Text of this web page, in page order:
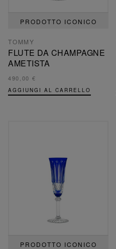
PRODOTTO ICONICO
TOMMY
FLUTE DA CHAMPAGNE
AMETISTA
490,00 €
AGGIUNGI AL CARRELLO
PRODOTTO ICONICO